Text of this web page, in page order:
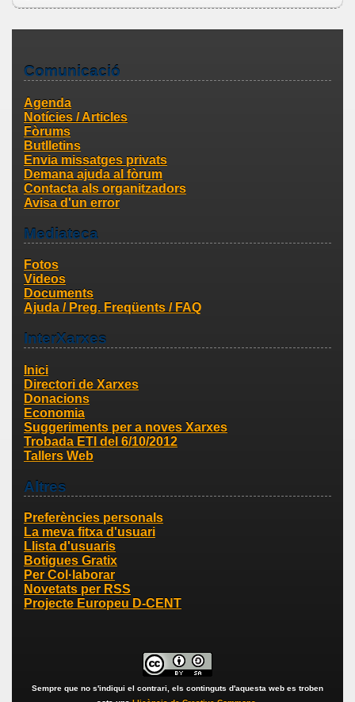
Comunicació
Agenda
Notícies / Articles
Fòrums
Butlletins
Envia missatges privats
Demana ajuda al fòrum
Contacta als organitzadors
Avisa d'un error
Mediateca
Fotos
Videos
Documents
Ajuda / Preg. Freqüents / FAQ
InterXarxes
Inici
Directori de Xarxes
Donacions
Economia
Suggeriments per a noves Xarxes
Trobada ETI del 6/10/2012
Tallers Web
Altres
Preferències personals
La meva fitxa d'usuari
Llista d'usuaris
Botigues Gratix
Per Col·laborar
Novetats per RSS
Projecte Europeu D-CENT
Sempre que no s'indiqui el contrari, els continguts d'aquesta web es troben